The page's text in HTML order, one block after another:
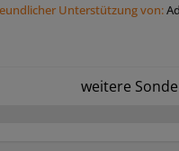
Unterstützung von:
weitere